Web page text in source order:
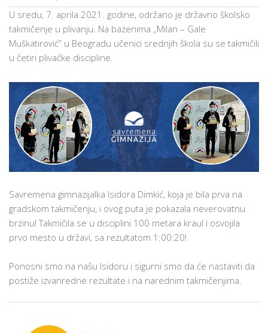
ISIDORA
DIMKIĆ
TAKMIČENJU
PLIVANJU!
U sredu, 7. aprila 2021. godine, održano je državno školsko
takmičenje u plivanju. Na bazenima „Milan – Gale
Muškatirović” u Beogradu učenici srednjih škola su se takmičili
u četiri plivačke discipline.
Savremena gimnazijalka Isidora Dimkić, koja je bila prva na
gradskom takmičenju, i ovog puta je pokazala neverovatnu
brzinu! Takmičila se u disciplini 100 metara kraul i osvojila
prvo mesto u državi, sa rezultatom 1:00:20!
Ponosni smo na našu Isidoru i sigurni smo da će nastaviti da
postiže izvanredne rezultate i na narednim takmičenjima.